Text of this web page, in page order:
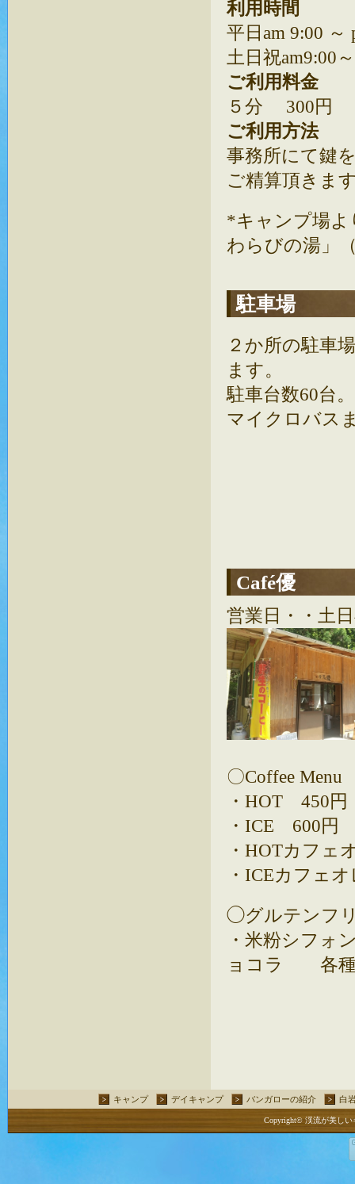
利用時間
平日am 9:00 ～
土日祝am9:00
ご利用料金
５分 300円
ご利用方法
事務所にて鍵
ご精算頂きま
*キャンプ場よ
わらびの湯」
駐車場
２か所の駐車
ます。
駐車台数60台。
マイクロバス
Café優
営業日・
〇Coffee Menu
・HOT 450
・ICE 600円
・HOTカフ
・ICEカフェ
◯グルテンフ
・米粉シフ
ョコラ
キャンプ デイキャンプ バンガローの紹介 白
Copyright© 渓流が美しい